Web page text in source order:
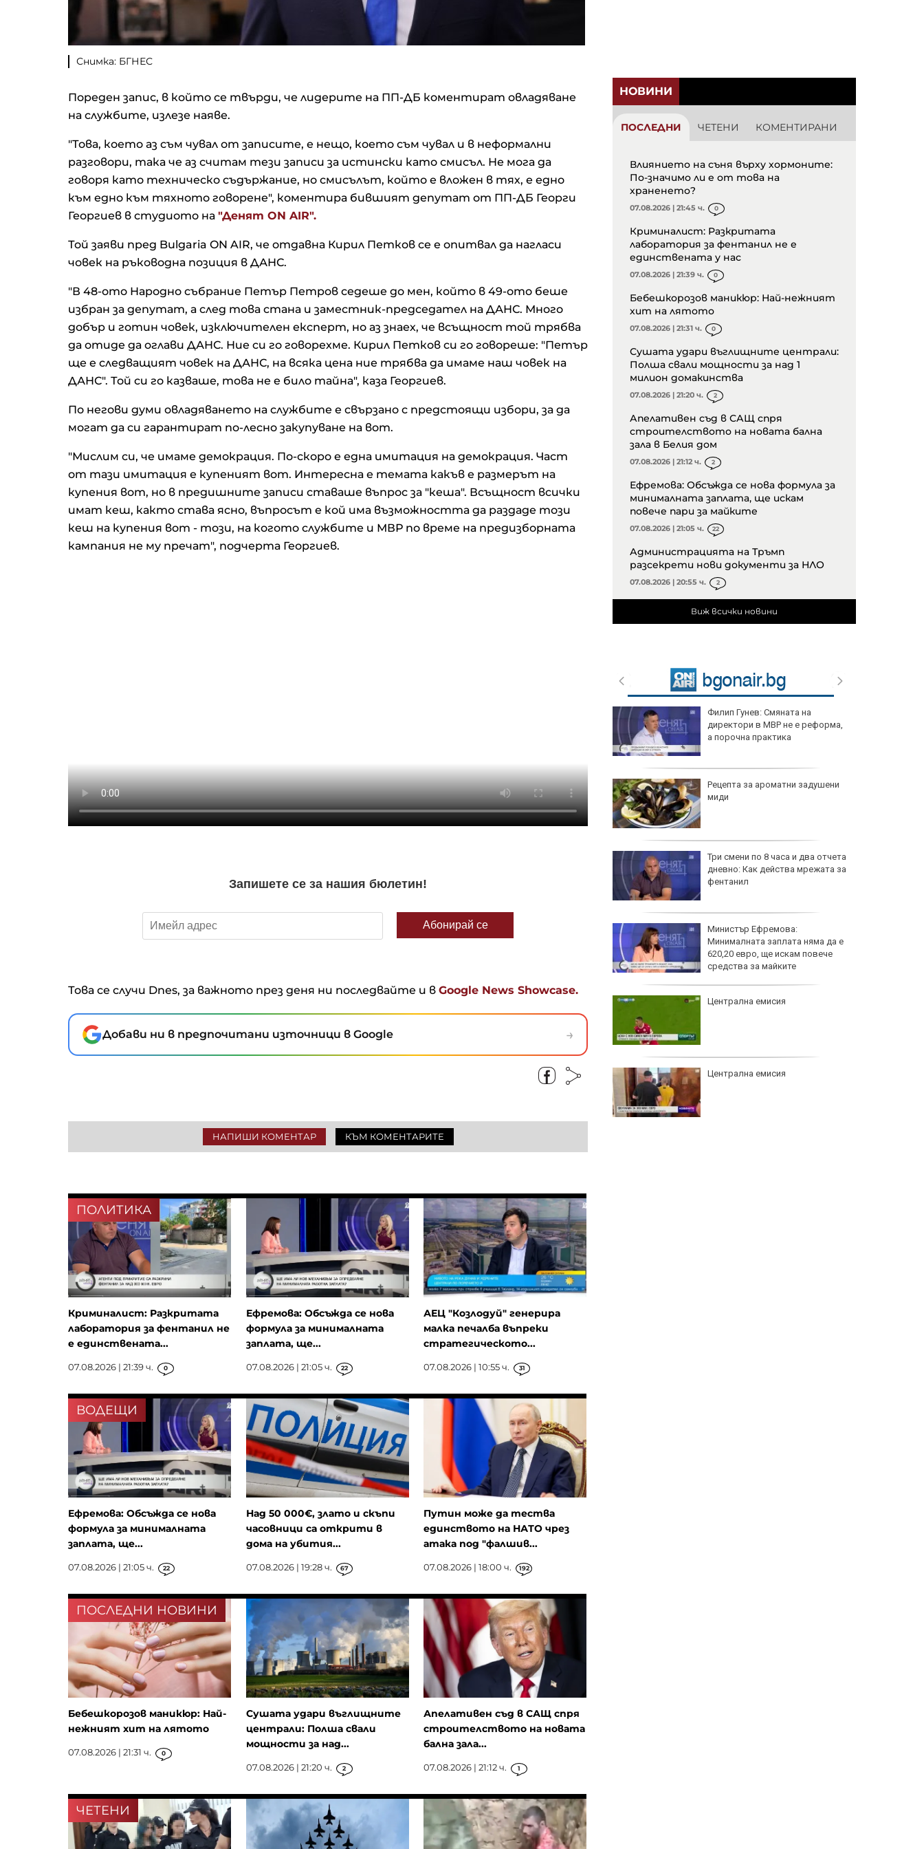
Снимка: БГНЕС
Пореден запис, в който се твърди, че лидерите на ПП-ДБ коментират овладяване
на службите, излезе наяве.
"Това, което аз съм чувал от записите, е нещо, което съм чувал и в неформални
разговори, така че аз считам тези записи за истински като смисъл. Не мога да
говоря като техническо съдържание, но смисълът, който е вложен в тях, е едно
към едно към тяхното говорене", коментира бившият депутат от ПП-ДБ Георги
Георгиев в студиото на "Денят ON AIR".
Той заяви пред Bulgaria ON AIR, че отдавна Кирил Петков се е опитвал да нагласи
човек на ръководна позиция в ДАНС.
"В 48-ото Народно събрание Петър Петров седеше до мен, който в 49-ото беше
избран за депутат, а след това стана и заместник-председател на ДАНС. Много
добър и готин човек, изключителен експерт, но аз знаех, че всъщност той трябва
да отиде да оглави ДАНС. Ние си го говорехме. Кирил Петков си го говореше: "Петър
ще е следващият човек на ДАНС, на всяка цена ние трябва да имаме наш човек на
ДАНС". Той си го казваше, това не е било тайна", каза Георгиев.
По негови думи овладяването на службите е свързано с предстоящи избори, за да
могат да си гарантират по-лесно закупуване на вот.
"Мислим си, че имаме демокрация. По-скоро е една имитация на демокрация. Част
от тази имитация е купеният вот. Интересна е темата какъв е размерът на
купения вот, но в предишните записи ставаше въпрос за "кеша". Всъщност всички
имат кеш, както става ясно, въпросът е кой има възможността да раздаде този
кеш на купения вот - този, на когото службите и МВР по време на предизборната
кампания не му пречат", подчерта Георгиев.
Това се случи Dnes, за важното през деня ни последвайте и в Google News Showcase.
Добави ни в предпочитани източници в Google →
НАПИШИ КОМЕНТАР КЪМ КОМЕНТАРИТЕ
НОВИНИ
ПОСЛЕДНИ ЧЕТЕНИ КОМЕНТИРАНИ
Влиянието на съня върху хормоните:
По-значимо ли е от това на
храненето?
07.08.2026 | 21:45 ч. 0
Криминалист: Разкритата
лаборатория за фентанил не е
единствената у нас
07.08.2026 | 21:39 ч. 0
Бебешкорозов маникюр: Най-нежният
хит на лятото
07.08.2026 | 21:31 ч. 0
Сушата удари въглищните централи:
Полша свали мощности за над 1
милион домакинства
07.08.2026 | 21:20 ч. 2
Апелативен съд в САЩ спря
строителството на новата бална
зала в Белия дом
07.08.2026 | 21:12 ч. 2
Ефремова: Обсъжда се нова формула за
минималната заплата, ще искам
повече пари за майките
07.08.2026 | 21:05 ч. 22
Администрацията на Тръмп
разсекрети нови документи за НЛО
07.08.2026 | 20:55 ч. 2
Виж всички новини
Русия иззе 10 млрд. долара от
бизнеса, а Путин разчита ФСБ да
държи елита под контрол
В. Нейков: Технологиите с двойна
употреба сближават
продължават успешната си
Пазарът на труда у нас се
охлажда: Къде са най-големи
Филип Гунев: Смяната на
директори в МВР не е реформа,
а порочна практика
Рецепта за ароматни задушени
миди
Три смени по 8 часа и два отчета
дневно: Как действа мрежата за
фентанил
Министър Ефремова:
Минималната заплата няма да е
620,20 евро, ще искам повече
средства за майките
Централна емисия
Централна емисия
ПОЛИТИКА
Криминалист: Разкритата
лаборатория за фентанил не
е единствената...
07.08.2026 | 21:39 ч. 0
Ефремова: Обсъжда се нова
формула за минималната
заплата, ще...
07.08.2026 | 21:05 ч. 22
АЕЦ "Козлодуй" генерира
малка печалба въпреки
стратегическото...
07.08.2026 | 10:55 ч. 31
ВОДЕЩИ
Ефремова: Обсъжда се нова
формула за минималната
заплата, ще...
07.08.2026 | 21:05 ч. 22
Над 50 000€, злато и скъпи
часовници са открити в
дома на убития...
07.08.2026 | 19:28 ч. 67
Путин може да тества
единството на НАТО чрез
атака под "фалшив...
07.08.2026 | 18:00 ч. 192
ПОСЛЕДНИ НОВИНИ
Бебешкорозов маникюр: Най-
нежният хит на лятото
07.08.2026 | 21:31 ч. 0
Сушата удари въглищните
централи: Полша свали
мощности за над...
07.08.2026 | 21:20 ч. 2
Апелативен съд в САЩ спря
строителството на новата
бална зала...
07.08.2026 | 21:12 ч. 1
ЧЕТЕНИ